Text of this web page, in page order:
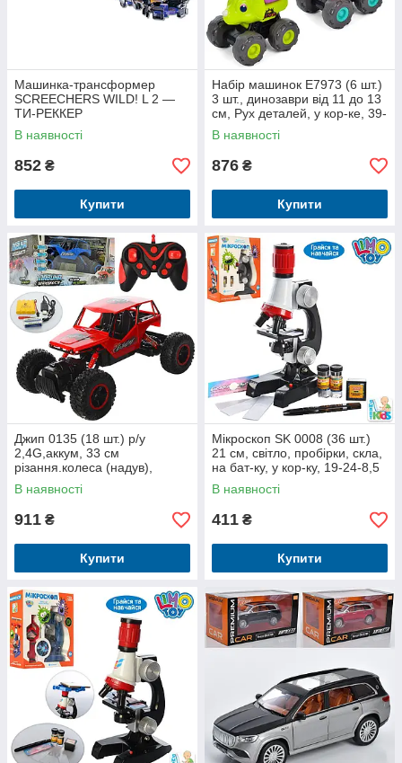
Машинка-трансформер
SCREECHERS WILD! L 2 —
ТИ-РЕККЕР
В наявності
852 ₴
Купити
Набір машинок E7973 (6 шт.)
3 шт., динозаври від 11 до 13
см, Рух деталей, у кор-ке, 39-
16,5-15,5 см
В наявності
876 ₴
Купити
Джип 0135 (18 шт.) р/у
2,4G,аккум, 33 см
різання.колеса (надув),
амортиз, світло,звук, 2
кольори, у кор-ке, 35-20-18
В наявності
911 ₴
Купити
Мікроскоп SK 0008 (36 шт.)
21 см, світло, пробірки, скла,
на бат-ку, у кор-ку, 19-24-8,5
см
В наявності
411 ₴
Купити